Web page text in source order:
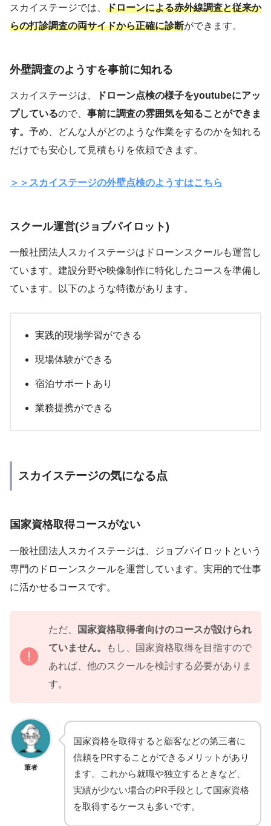
スカイステージでは、 ドローンによる赤外線調査と従来か
らの打診調査の両サイドから正確に診断ができます。
外壁調査のようすを事前に知れる
スカイステージは、
ドローン点検の様子をyoutubeにアッ
プしているので、 事前に調査の雰囲気を知ることができま
す。 予め、どんな人がどのような作業をするのかを知れる
だけでも安心して見積もりを依頼できます。
＞＞スカイステージの外壁点検のようすはこちら
スクール運営(ジョブパイロット)
一般社団法人スカイステージはドローンスクールも運営し
ています。建設分野や映像制作に特化したコースを準備し
ています。以下のような特徴があります。
実践的現場学習ができる
現場体験ができる
宿泊サポートあり
業務提携ができる
スカイステージの気になる点
国家資格取得コースがない
一般社団法人スカイステージは、ジョブパイロットという
専門のドローンスクールを運営しています。実用的で仕事
に活かせるコースです。
ただ、
国家資格取得者向けのコースが設けられ
ていません。
もし、国家資格取得を目指すので
あれば、他のスクールを検討する必要がありま
す。
筆者
国家資格を取得すると顧客などの第三者に
信頼をPRすることができるメリットがあり
ます。これから就職や独立するときなど、
実績が少ない場合のPR手段として国家資格
を取得するケースも多いです。